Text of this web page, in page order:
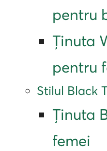
pentru
Ținuta
pentru
Stilul Black
Ținuta
femei